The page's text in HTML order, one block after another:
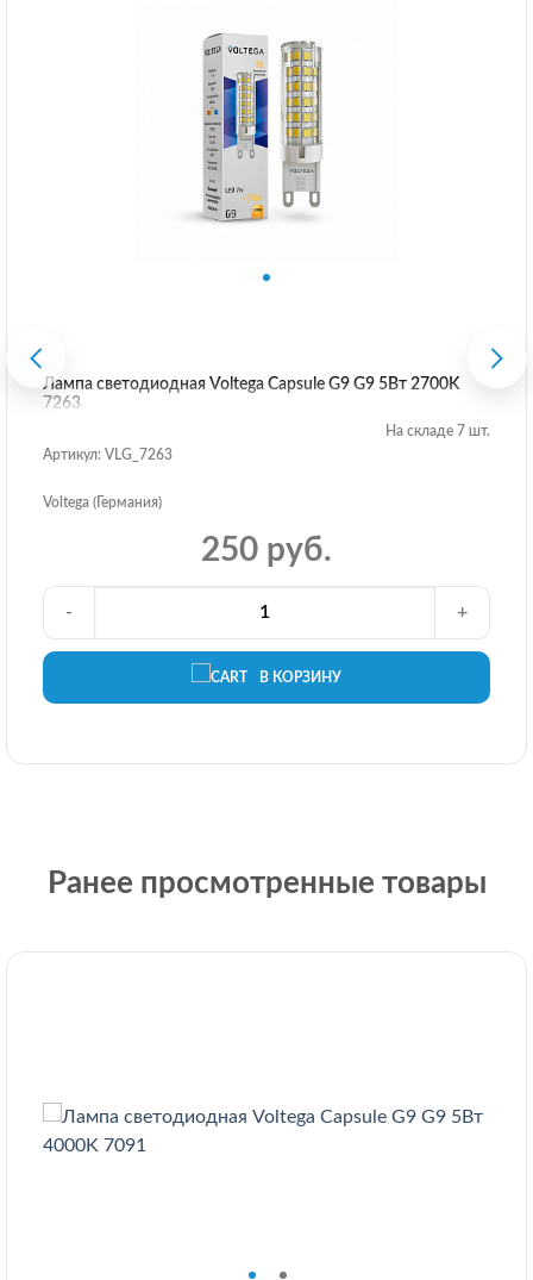
Лампа светодиодная Voltega Capsule G9 G9 5Вт 2700K
7263
На складе 7 шт.
Артикул: VLG_7263
Voltega (Германия)
250 руб.
В КОРЗИНУ
- +
Ранее просмотренные товары